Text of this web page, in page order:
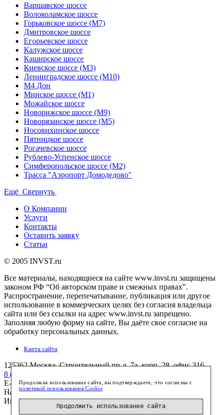
Варшавское шоссе
Волоколамское шоссе
Горьковское шоссе (М7)
Дмитровское шоссе
Егорьевское шоссе
Калужское шоссе
Каширское шоссе
Киевское шоссе (М3)
Ленинградское шоссе (М10)
М4 Дон
Минское шоссе (М1)
Можайское шоссе
Новорижское шоссе (М9)
Новорязанское шоссе (М5)
Носовихинское шоссе
Пятницкое шоссе
Рогачевское шоссе
Рублево-Успенское шоссе
Симферопольское шоссе (М2)
Трасса "Аэропорт Домодедово"
Ещё Свернуть
О Компании
Услуги
Контакты
Оставить заявку
Статьи
© 2005 INVST.ru
Все материалы, находящиеся на сайте www.invst.ru защищены
законом РФ “Об авторском праве и смежных правах”.
Распространение, перепечатывание, публикация или другое
использование в коммерческих целях без согласия владельца
сайта или без ссылки на адрес www.invst.ru запрещено.
Заполняя любую форму на сайте, Вы даёте свое согласие на
обработку персональных данных.
Карта сайта
125362 Москва,Строительный пр-д, 7а, корп. 28, офис 316
8 (495) 772-7658
E-mail:info@invst.ru
Нашfacebook
Инвест-Недвижимость
Продолжая использование сайта, вы подтверждаете, что согласны с
политикой использования Cookie
Продолжить использование сайта